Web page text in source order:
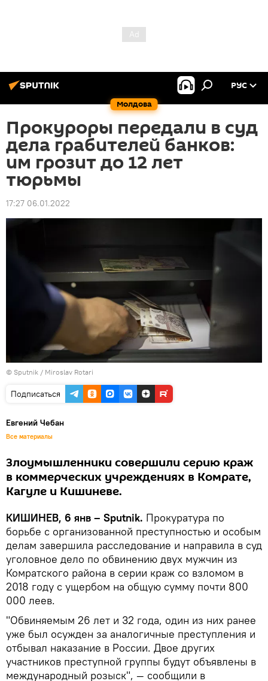
Молдова
РУС
Прокуроры передали в суд
дела грабителей банков:
им грозит до 12 лет
тюрьмы
17:27 06.01.2022
© Sputnik / Miroslav Rotari
Подписаться
Евгений Чебан
Все материалы
Злоумышленники совершили серию краж
в коммерческих учреждениях в Комрате,
Кагуле и Кишиневе.
КИШИНЕВ, 6 янв – Sputnik. Прокуратура по
борьбе с организованной преступностью и особым
делам завершила расследование и направила в суд
уголовное дело по обвинению двух мужчин из
Комратского района в серии краж со взломом в
2018 году с ущербом на общую сумму почти 800
000 леев.
"Обвиняемым 26 лет и 32 года, один из них ранее
уже был осужден за аналогичные преступления и
отбывал наказание в России. Двое других
участников преступной группы будут объявлены в
международный розыск", — сообщили в